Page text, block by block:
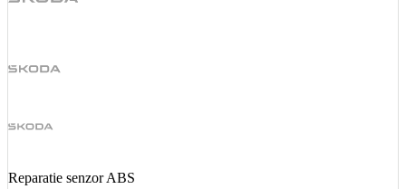
Reparatie senzor ABS